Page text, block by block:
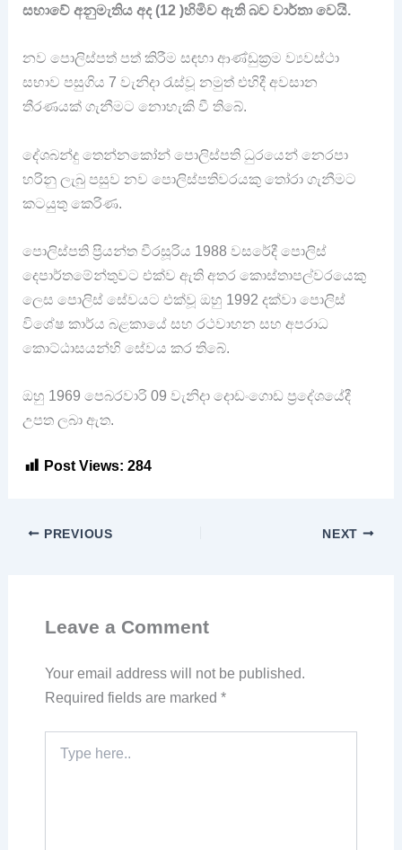
සභාවේ අනුමැතිය අද (12 )හිමිව ඇති බව වාර්තා වෙයි.
නව පොලිස්පත් පත් කිරීම සඳහා ආණ්ඩුක්‍රම ව්‍යවස්ථා
සභාව පසුගිය 7 වැනිදා රැස්වූ නමුත් එහිදී අවසාන
තීරණයක් ගැනීමට නොහැකි වී තිබේ.
දේශබන්දු තෙන්නකෝන් පොලිස්පති ධුරයෙන් නෙරපා
හරිනු ලැබු පසුව නව පොලිස්පතිවරයකු තෝරා ගැනීමට
කටයුතු කෙරිණ.
පොලිස්පති ප්‍රියන්ත වීරසූරිය 1988 වසරේදී පොලිස්
දෙපාර්තමේන්තුවට එක්ව ඇති අතර කොස්තාපල්වරයෙකු
ලෙස පොලිස් සේවයට එක්වූ ඔහු 1992 දක්වා පොලිස්
විශේෂ කාර්ය බළකායේ සහ රථවාහන සහ අපරාධ
කොට්ඨාසයන්හි සේවය කර තිබේ.
ඔහු 1969 පෙබරවාරි 09 වැනිදා දොඩංගොඩ ප්‍රදේශයේදී
උපත ලබා ඇත.
Post Views: 284
PREVIOUS NEXT
Leave a Comment
Your email address will not be published.
Required fields are marked *
here..